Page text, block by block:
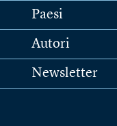
Paesi
Autori
Newsletter